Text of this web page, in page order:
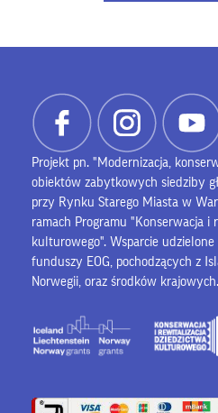
Projekt pn. "Modernizacja,
obiektów zabytkowych siedziby
przy Rynku Starego Miasta w
ramach Programu "Konserwacja i
kulturowego". Wsparcie
funduszy EOG, pochodzących z
Norwegii, oraz środków krajowych.